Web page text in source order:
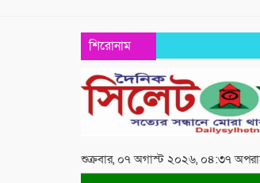
শিরোনাম
শুক্রবার, ০৭ অগাস্ট ২০২৬, ০৪:৩৭